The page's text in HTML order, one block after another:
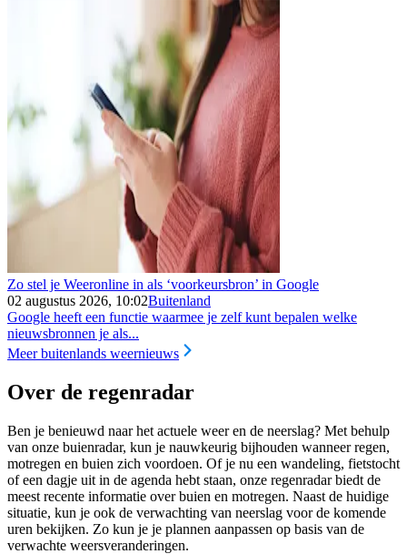
Zo stel je Weeronline in als ‘voorkeursbron’ in Google
02 augustus 2026, 10:02Buitenland
Google heeft een functie waarmee je zelf kunt bepalen welke
nieuwsbronnen je als...
Meer buitenlands weernieuws
Over de regenradar
Ben je benieuwd naar het actuele weer en de neerslag? Met behulp
van onze buienradar, kun je nauwkeurig bijhouden wanneer regen,
motregen en buien zich voordoen. Of je nu een wandeling, fietstocht
of een dagje uit in de agenda hebt staan, onze regenradar biedt de
meest recente informatie over buien en motregen. Naast de huidige
situatie, kun je ook de verwachting van neerslag voor de komende
uren bekijken. Zo kun je je plannen aanpassen op basis van de
verwachte weersveranderingen.